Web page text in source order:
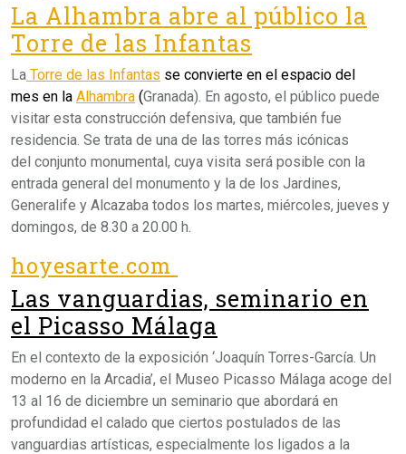
La Alhambra abre al público la
Torre de las Infantas
La Torre de las Infantas se convierte en el espacio del
mes en la Alhambra (Granada). En agosto, el público puede
visitar esta construcción defensiva, que también fue
residencia. Se trata de una de las torres más icónicas
del conjunto monumental, cuya visita será posible con la
entrada general del monumento y la de los Jardines,
Generalife y Alcazaba todos los martes, miércoles, jueves y
domingos, de 8.30 a 20.00 h.
hoyesarte.com
Las vanguardias, seminario en
el Picasso Málaga
En el contexto de la exposición ‘Joaquín Torres-García. Un
moderno en la Arcadia’, el Museo Picasso Málaga acoge del
13 al 16 de diciembre un seminario que abordará en
profundidad el calado que ciertos postulados de las
vanguardias artísticas, especialmente los ligados a la